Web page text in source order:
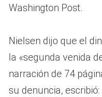
Washington Post.
Nielsen dijo que el
la «segunda venida
narración de 74
su denuncia,